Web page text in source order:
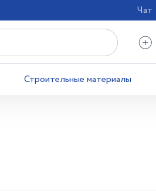
Чат
Строительные материалы